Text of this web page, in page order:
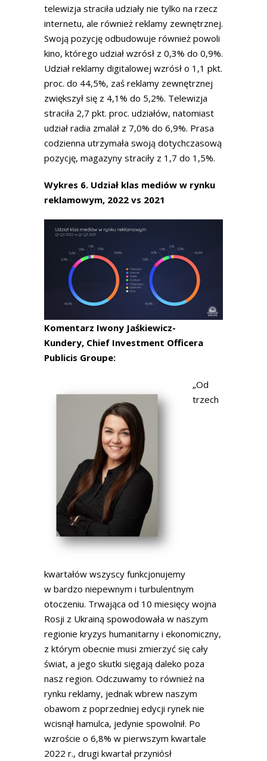
telewizja straciła udziały nie tylko na rzecz
internetu, ale również reklamy zewnętrznej.
Swoją pozycję odbudowuje również powoli
kino, którego udział wzrósł z 0,3% do 0,9%.
Udział reklamy digitalowej wzrósł o 1,1 pkt.
proc. do 44,5%, zaś reklamy zewnętrznej
zwiększył się z 4,1% do 5,2%. Telewizja
straciła 2,7 pkt. proc. udziałów, natomiast
udział radia zmalał z 7,0% do 6,9%. Prasa
codzienna utrzymała swoją dotychczasową
pozycję, magazyny straciły z 1,7 do 1,5%.
Wykres 6. Udział klas mediów w rynku
reklamowym, 2022 vs 2021
Komentarz Iwony Jaśkiewicz-
Kundery, Chief Investment Officera
Publicis Groupe:
„Od
trzech
kwartałów wszyscy funkcjonujemy
w bardzo niepewnym i turbulentnym
otoczeniu. Trwająca od 10 miesięcy wojna
Rosji z Ukrainą spowodowała w naszym
regionie kryzys humanitarny i ekonomiczny,
z którym obecnie musi zmierzyć się cały
świat, a jego skutki sięgają daleko poza
nasz region. Odczuwamy to również na
rynku reklamy, jednak wbrew naszym
obawom z poprzedniej edycji rynek nie
wcisnął hamulca, jedynie spowolnił. Po
wzroście o 6,8% w pierwszym kwartale
2022 r., drugi kwartał przyniósł